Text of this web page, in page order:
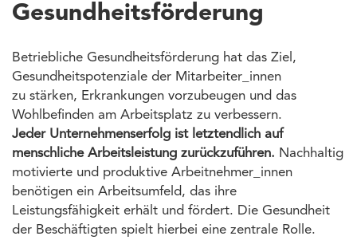
Gesundheitsförderung
Betriebliche Gesundheitsförderung hat das Ziel,
Gesundheitspotenziale der Mitarbeiter_innen
zu stärken, Erkrankungen vorzubeugen und das
Wohlbefinden am Arbeitsplatz zu verbessern.
Jeder Unternehmenserfolg ist letztendlich auf
menschliche Arbeitsleistung zurückzuführen. Nachhaltig
motivierte und produktive Arbeitnehmer_innen
benötigen ein Arbeitsumfeld, das ihre
Leistungsfähigkeit erhält und fördert. Die Gesundheit
der Beschäftigten spielt hierbei eine zentrale Rolle.